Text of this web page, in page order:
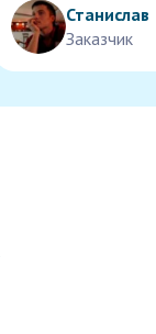
Станислав
Заказчик